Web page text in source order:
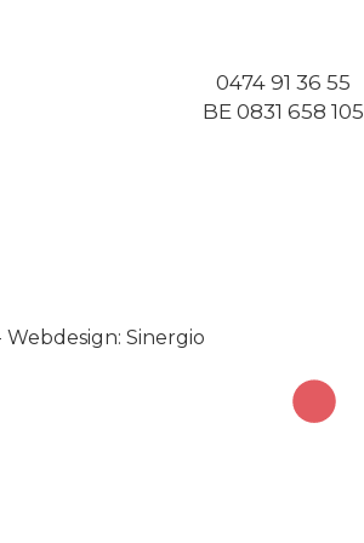
0474 91 36 55
BE 0831 658 105
Webdesign: Sinergio